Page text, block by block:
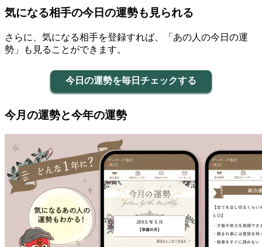
気になる相手の今日の運勢も見られる
さらに、気になる相手を登録すれば、「あの人の今日の運
勢」も見ることができます。
今日の運勢を毎日チェックする
今月の運勢と今年の運勢